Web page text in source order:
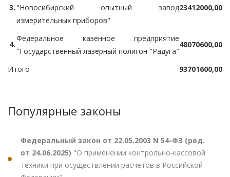
3. "Новосибирский опытный завод
измерительных приборов"
23412000,00
4.
Федеральное казенное предприятие
"Государственный лазерный полигон "Радуга"
48070600,00
Итого 93701600,00
Популярные законы
Федеральный закон от 22.05.2003 N 54-ФЗ (ред.
от 24.06.2025) "О применении контрольно-кассовой
техники при осуществлении расчетов в Российской